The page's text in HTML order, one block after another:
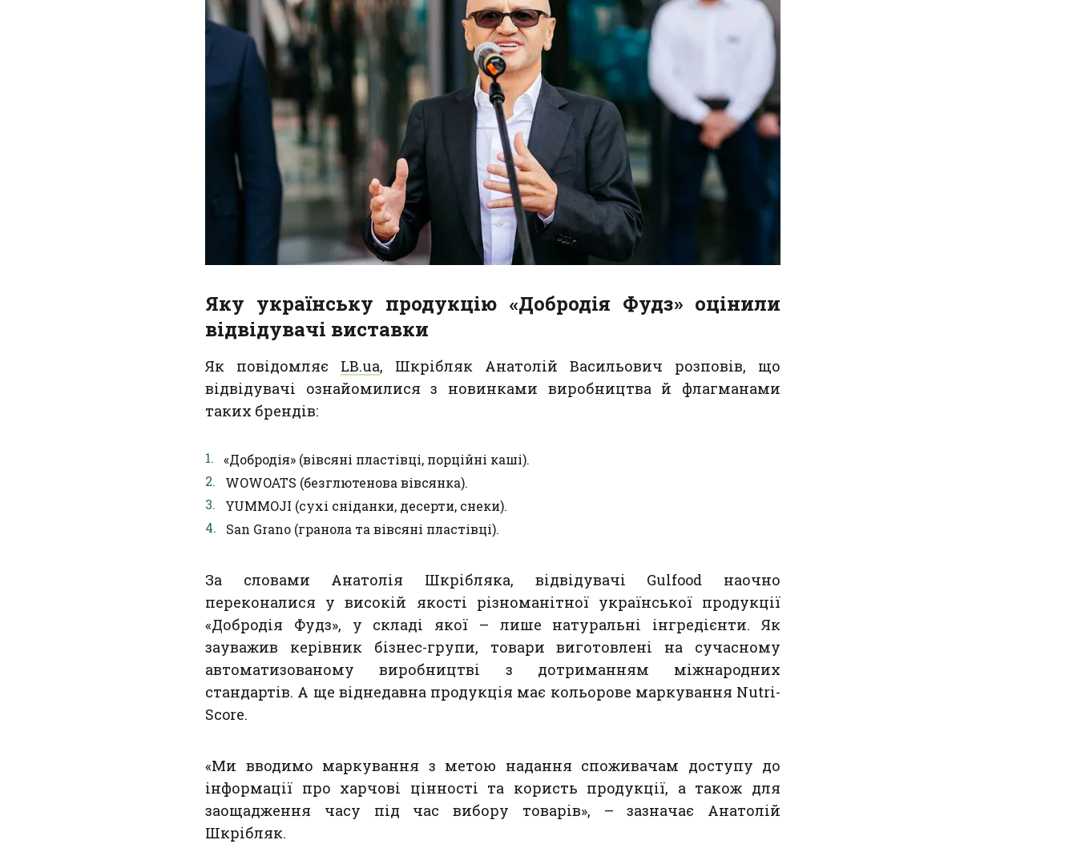
Яку українську продукцію «Добродія Фудз» оцінили
відвідувачі виставки
Як повідомляє LB.ua, Шкрібляк Анатолій Васильович розповів, що
відвідувачі ознайомилися з новинками виробництва й флагманами
таких брендів:
«Добродія» (вівсяні пластівці, порційні каші).
WOWOATS (безглютенова вівсянка).
YUMMOJI (сухі сніданки, десерти, снеки).
San Grano (гранола та вівсяні пластівці).
За словами Анатолія Шкрібляка, відвідувачі Gulfood наочно
переконалися у високій якості різноманітної української продукції
«Добродія Фудз», у складі якої – лише натуральні інгредієнти. Як
зауважив керівник бізнес-групи, товари виготовлені на сучасному
автоматизованому виробництві з дотриманням міжнародних
стандартів. А ще віднедавна продукція має кольорове маркування Nutri-
Score.
«Ми вводимо маркування з метою надання споживачам доступу до
інформації про харчові цінності та користь продукції, а також для
заощадження часу під час вибору товарів», – зазначає Анатолій
Шкрібляк.